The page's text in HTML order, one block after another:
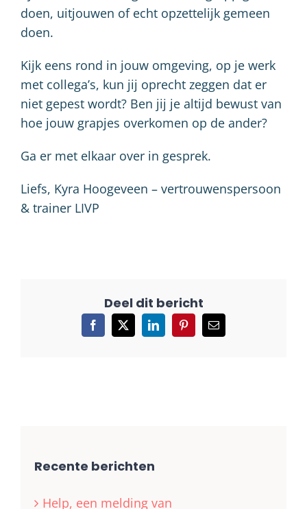
doen, uitjouwen of echt opzettelijk gemeen
doen.
Kijk eens rond in jouw omgeving, op je werk
met collega’s, kun jij oprecht zeggen dat er
niet gepest wordt? Ben jij je altijd bewust van
hoe jouw grapjes overkomen op de ander?
Ga er met elkaar over in gesprek.
Liefs, Kyra Hoogeveen – vertrouwenspersoon
& trainer LIVP
Facebook
X LinkedInPinterest
E-
mail
Recente berichten
Help, een melding van